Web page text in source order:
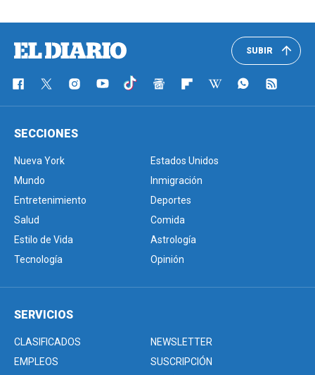
SUBIR
SECCIONES
Nueva York
Estados Unidos
Mundo
Inmigración
Entretenimiento
Deportes
Salud
Comida
Estilo de Vida
Astrología
Tecnología
Opinión
SERVICIOS
CLASIFICADOS
NEWSLETTER
EMPLEOS
SUSCRIPCIÓN